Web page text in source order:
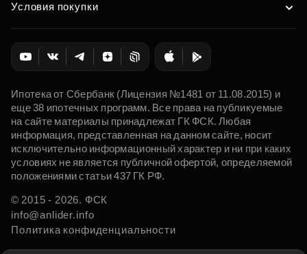
Условия покупки
Ипотека от Сбербанк (Лицензия №1481 от 11.08.2015) и
еще 38 ипотечных программ. Все права на публикуемые
на сайте материалы принадлежат ГК ФСК. Любая
информация, представленная на данном сайте, носит
исключительно информационный характер и ни при каких
условиях не является публичной офертой, определяемой
положениями статьи 437 ГК РФ.
© 2015 - 2026. ФСК
info@anlider.info
Политика конфиденциальности